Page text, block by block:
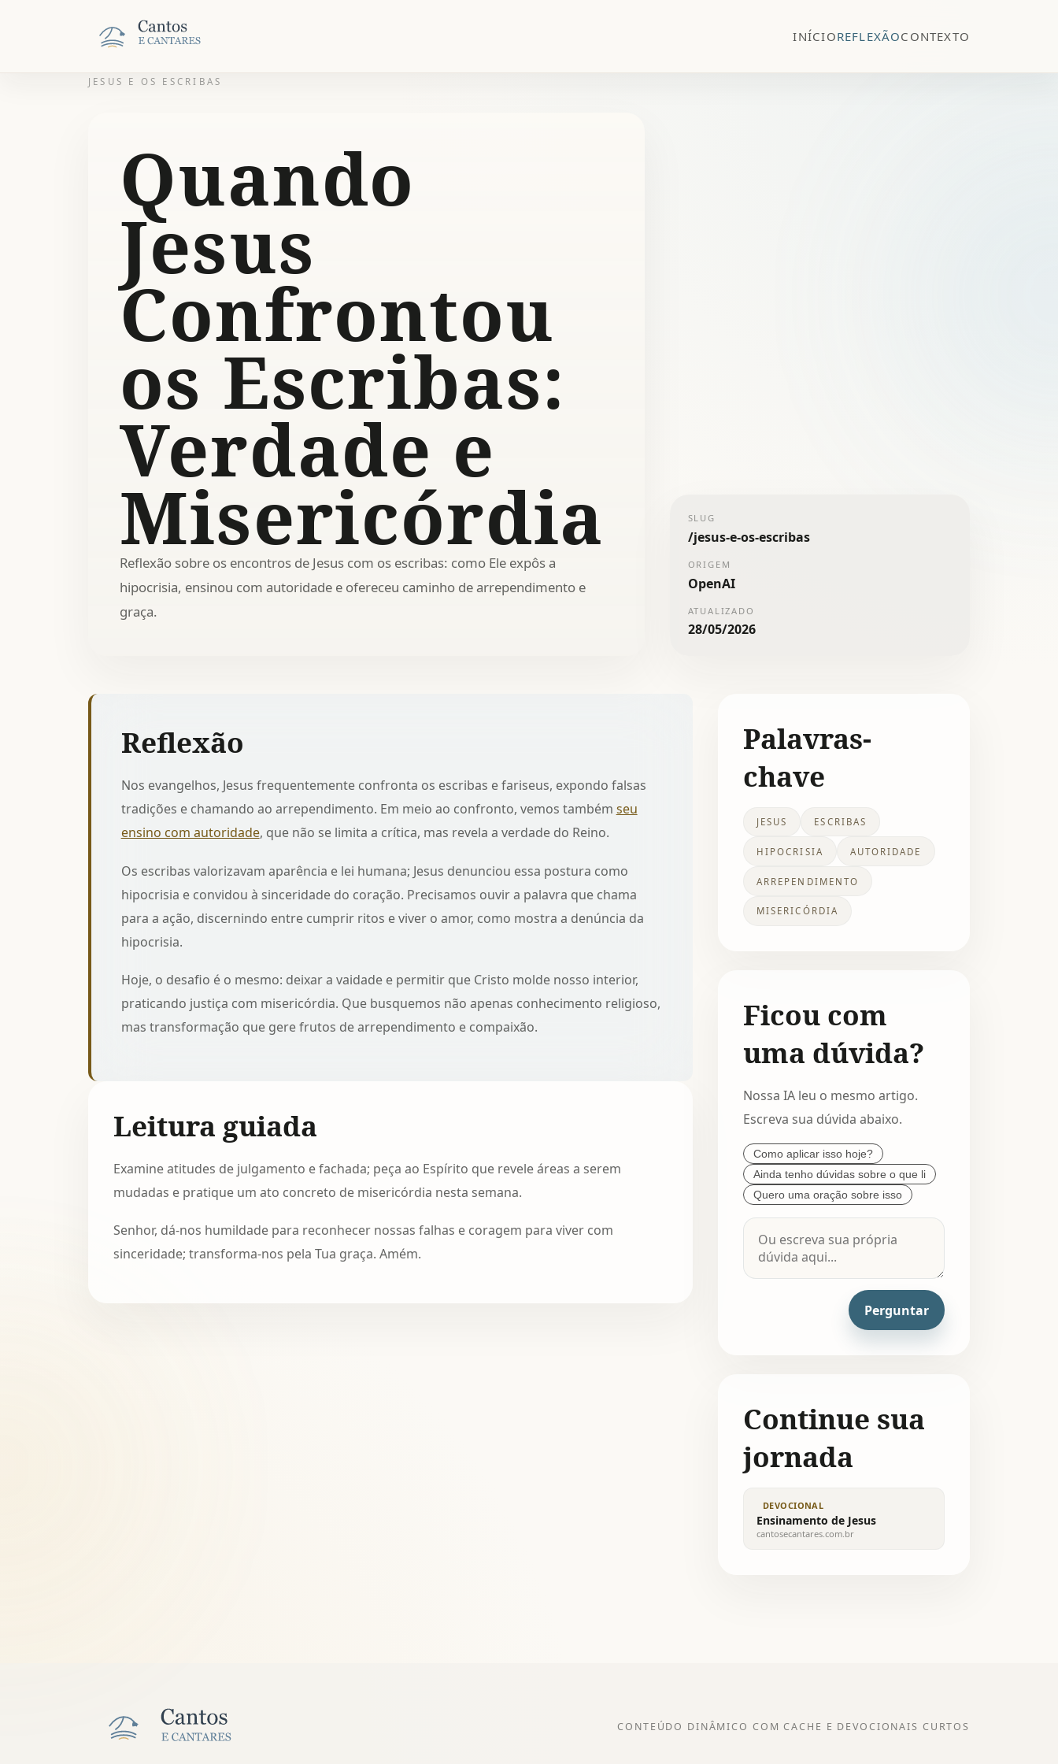
INÍCIOREFLEXÃOCONTEXTO
JESUS E OS ESCRIBAS
Quando
Jesus
Confrontou
os Escribas:
Verdade e
Misericórdia
Reflexão sobre os encontros de Jesus com os escribas: como Ele expôs a
hipocrisia, ensinou com autoridade e ofereceu caminho de arrependimento e
graça.
SLUG
/jesus-e-os-escribas
ORIGEM
OpenAI
ATUALIZADO
28/05/2026
Reflexão
Nos evangelhos, Jesus frequentemente confronta os escribas e fariseus, expondo falsas
tradições e chamando ao arrependimento. Em meio ao confronto, vemos também seu
ensino com autoridade, que não se limita a crítica, mas revela a verdade do Reino.
Os escribas valorizavam aparência e lei humana; Jesus denunciou essa postura como
hipocrisia e convidou à sinceridade do coração. Precisamos ouvir a palavra que chama
para a ação, discernindo entre cumprir ritos e viver o amor, como mostra a denúncia da
hipocrisia.
Hoje, o desafio é o mesmo: deixar a vaidade e permitir que Cristo molde nosso interior,
praticando justiça com misericórdia. Que busquemos não apenas conhecimento religioso,
mas transformação que gere frutos de arrependimento e compaixão.
Leitura guiada
Examine atitudes de julgamento e fachada; peça ao Espírito que revele áreas a serem
mudadas e pratique um ato concreto de misericórdia nesta semana.
Senhor, dá-nos humildade para reconhecer nossas falhas e coragem para viver com
sinceridade; transforma-nos pela Tua graça. Amém.
Palavras-
chave
JESUS ESCRIBAS
HIPOCRISIA AUTORIDADE
ARREPENDIMENTO
MISERICÓRDIA
Ficou com
uma dúvida?
Nossa IA leu o mesmo artigo.
Escreva sua dúvida abaixo.
Como aplicar isso hoje?
Ainda tenho dúvidas sobre o que li
Quero uma oração sobre isso
Perguntar
Continue sua
jornada
DEVOCIONAL
Ensinamento de Jesus
cantosecantares.com.br
CONTEÚDO DINÂMICO COM CACHE E DEVOCIONAIS CURTOS